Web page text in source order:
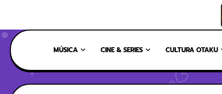
MÚSICA CINE & SERIES CULTURA OTAKU